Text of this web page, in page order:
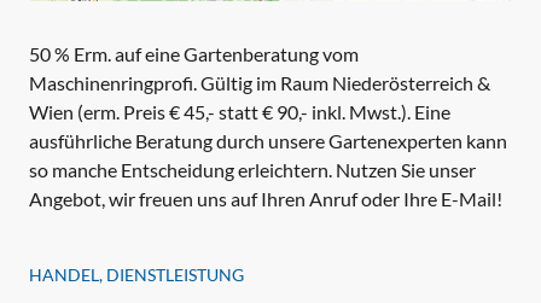
50 % Erm. auf eine Gartenberatung vom
Maschinenringprofi. Gültig im Raum Niederösterreich &
Wien (erm. Preis € 45,- statt € 90,- inkl. Mwst.). Eine
ausführliche Beratung durch unsere Gartenexperten kann
so manche Entscheidung erleichtern. Nutzen Sie unser
Angebot, wir freuen uns auf Ihren Anruf oder Ihre E-Mail!
HANDEL, DIENSTLEISTUNG